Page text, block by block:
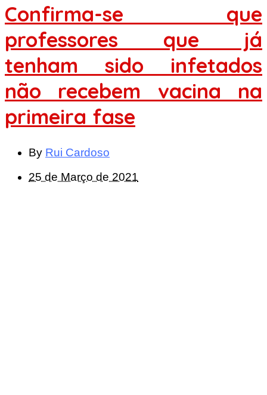
Confirma-se que
professores que já
tenham sido infetados
não recebem vacina na
primeira fase
By Rui Cardoso
25 de Março de 2021